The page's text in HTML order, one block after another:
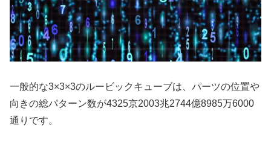
一般的な3×3×3のルービックキューブは、パーツの位置や
向きの総パターン数が4325京2003兆2744億8985万6000
通りです。